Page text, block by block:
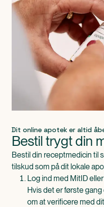
Dit online apotek er altid
Bestil trygt din
Bestil din receptmedicin til
tilskud som på dit lokale
Log ind med MitID
Hvis det er første
om at verificere med